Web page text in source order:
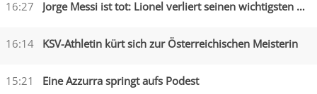
16:27 Jorge Messi ist tot: Lionel verliert seinen wichtigsten Begleiter
16:14 KSV-Athletin kürt sich zur Österreichischen Meisterin
15:21 Eine Azzurra springt aufs Podest